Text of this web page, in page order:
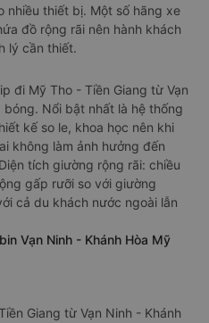
nhiều thiết bị. Một số hãng xe
đồ rộng rãi nên hành khách
lý cần thiết.
đi Mỹ Tho - Tiền Giang từ Vạn
Nổi bật nhất là hệ thống
kế so le, khoa học nên khi
không làm ảnh hưởng đến
tích giường rộng rãi: chiều
gấp rưỡi so với giường
cả du khách nước ngoài lẫn
Vạn Ninh - Khánh Hòa Mỹ
Giang từ Vạn Ninh - Khánh